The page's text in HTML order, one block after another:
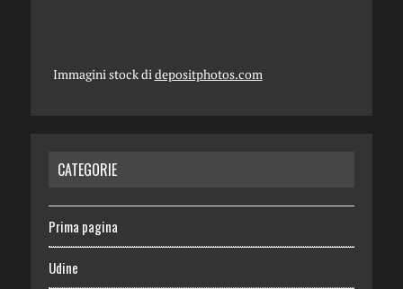
Immagini stock di depositphotos.com
CATEGORIE
Prima pagina
Udine